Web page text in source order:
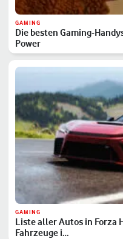
GAMING
Die besten Gaming-
Power
GAMING
Liste aller Autos in Forza
Fahrzeuge i…